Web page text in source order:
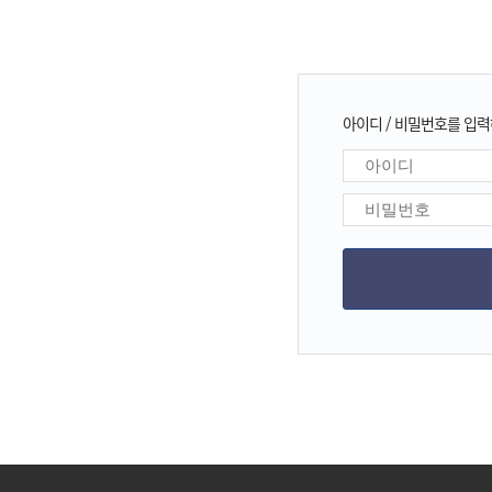
아이디 / 비밀번호를 입